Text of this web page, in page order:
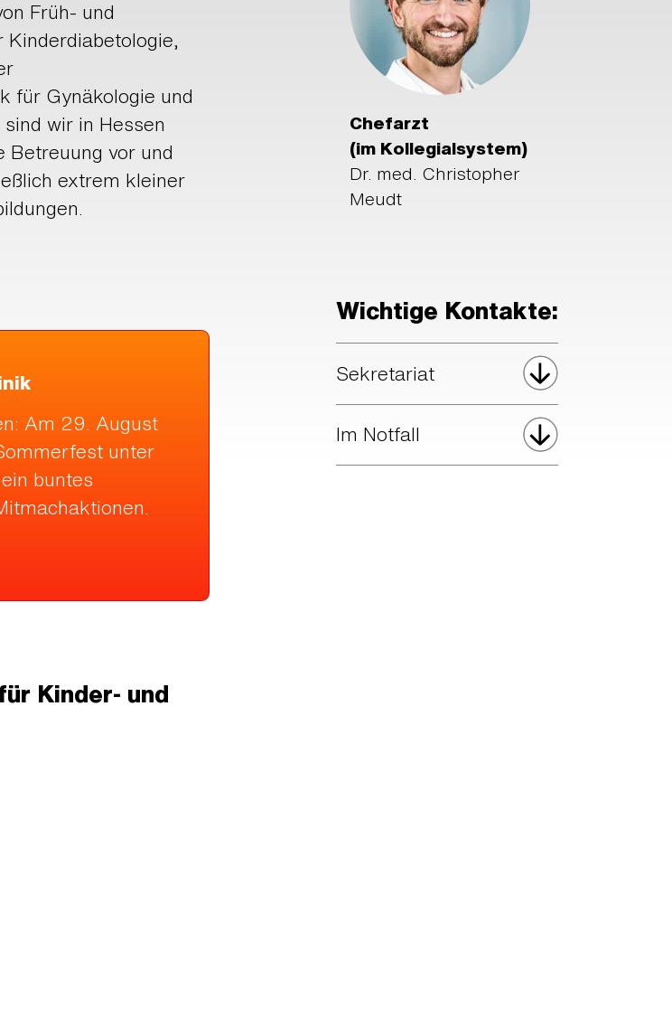
Früh- und
Kinderdiabetologie,
für Gynäkologie und
wir in Hessen
Betreuung vor und
extrem kleiner
Am 29. August
unter
buntes
Kinder- und
Chefarzt
(im Kollegialsystem)
Dr. med. Christopher
Meudt
Wichtige Kontakte:
Sekretariat
Im Notfall